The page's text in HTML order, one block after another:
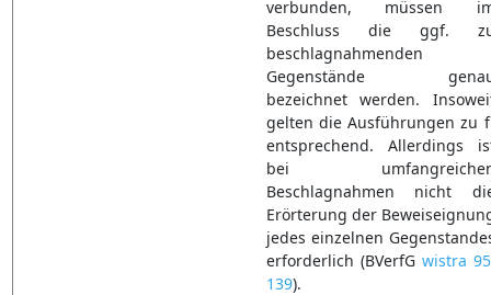
verbunden, müssen
Beschluss die ggf.
beschlagnahmenden
Gegenstände
bezeichnet werden.
gelten die Ausführungen zu
entsprechend. Allerdings
bei
Beschlagnahmen nicht
Erörterung der
jedes einzelnen
erforderlich (BVerfG wistra
139).